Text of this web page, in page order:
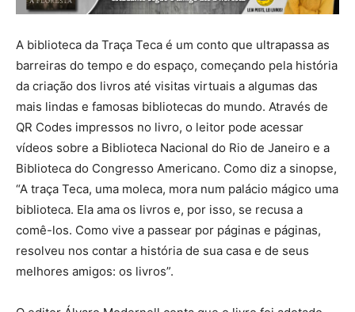
A biblioteca da Traça Teca é um conto que ultrapassa as
barreiras do tempo e do espaço, começando pela história
da criação dos livros até visitas virtuais a algumas das
mais lindas e famosas bibliotecas do mundo. Através de
QR Codes impressos no livro, o leitor pode acessar
vídeos sobre a Biblioteca Nacional do Rio de Janeiro e a
Biblioteca do Congresso Americano. Como diz a sinopse,
“A traça Teca, uma moleca, mora num palácio mágico uma
biblioteca. Ela ama os livros e, por isso, se recusa a
comê-los. Como vive a passear por páginas e páginas,
resolveu nos contar a história de sua casa e de seus
melhores amigos: os livros”.